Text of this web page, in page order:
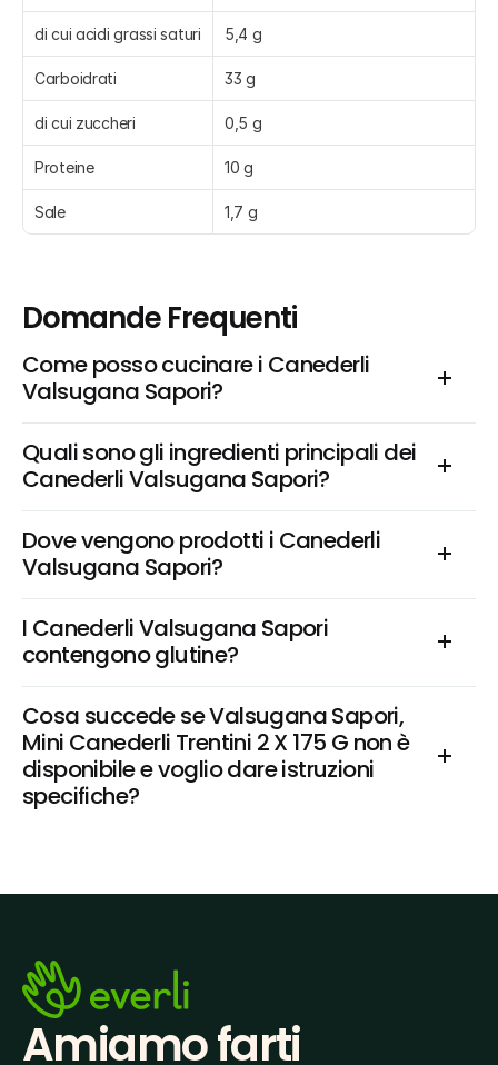
di cui acidi grassi saturi 5,4 g
Carboidrati 33 g
di cui zuccheri 0,5 g
Proteine 10 g
Sale 1,7 g
Domande Frequenti
Come posso cucinare i Canederli
Valsugana Sapori?
Quali sono gli ingredienti principali dei
Canederli Valsugana Sapori?
Dove vengono prodotti i Canederli
Valsugana Sapori?
I Canederli Valsugana Sapori
contengono glutine?
Cosa succede se Valsugana Sapori,
Mini Canederli Trentini 2 X 175 G non è
disponibile e voglio dare istruzioni
specifiche?
Amiamo farti